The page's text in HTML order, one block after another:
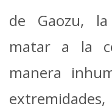
de Gaozu,
matar a la
manera